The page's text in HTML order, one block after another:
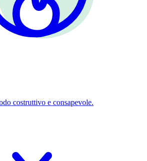
costruttivo e consapevole.